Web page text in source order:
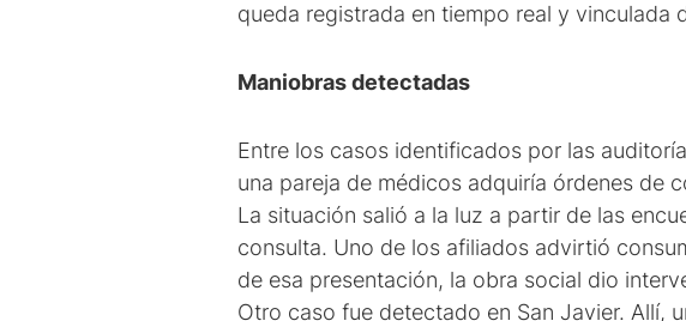
queda registrada en tiempo real y vinculada
Maniobras detectadas
Entre los casos identificados por las
una pareja de médicos adquiría órdenes de
La situación salió a la luz a partir de las
consulta. Uno de los afiliados advirtió
de esa presentación, la obra social dio
Otro caso fue detectado en San Javier. Allí,